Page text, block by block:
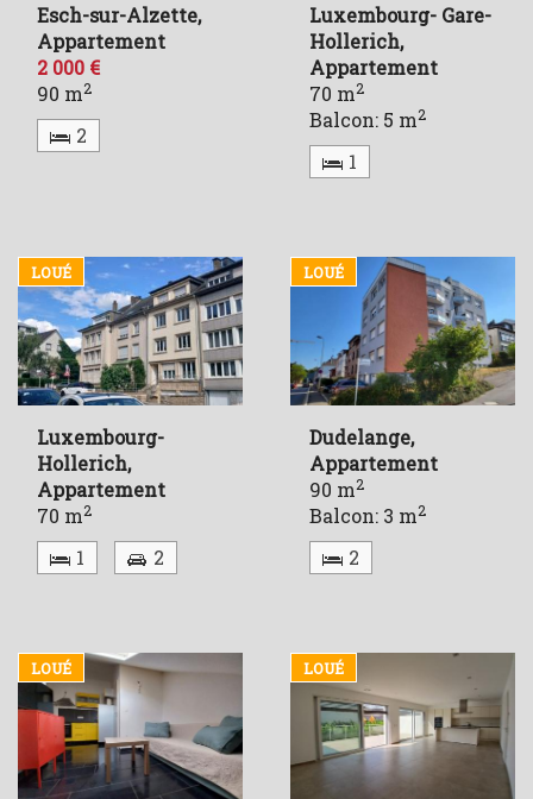
Esch-sur-Alzette,
Appartement
2 000 €
90 m2
2
Luxembourg- Gare-
Hollerich,
Appartement
70 m2
Balcon: 5 m2
1
LOUÉ
Luxembourg-
Hollerich,
Appartement
70 m2
1 2
LOUÉ
Dudelange,
Appartement
90 m2
Balcon: 3 m2
2
LOUÉ LOUÉ